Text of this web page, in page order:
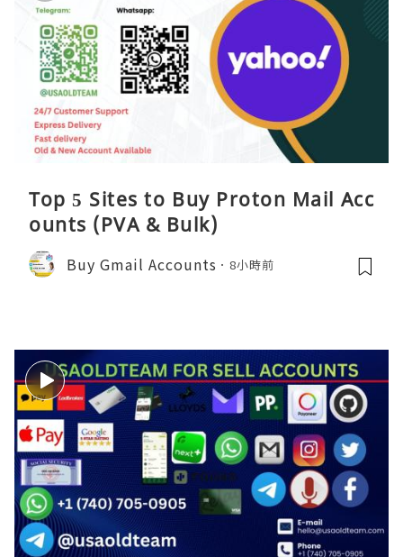
Top 5 Sites to Buy Proton Mail Acc
ounts (PVA & Bulk)
Buy Gmail Accounts 8小時前